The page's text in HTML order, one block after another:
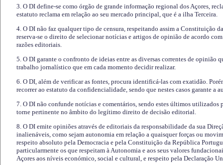
3. O DI define-se como órgão de grande informação regional dos Açores,
estatuto reclama em relação ao seu mercado principal, que é a ilha Terceira.
4. O DI não faz qualquer tipo de censura, respeitando assim a Constituição
reserva-se o direito de selecionar notícias e artigos de opinião de acordo
razões editoriais.
5. O DI garante o confronto de ideias entre as diversas correntes de opinião
trabalho jornalístico que em cada momento decidir realizar.
6. O DI, além de verificar as fontes, procura identificá-las com exatidão.
recorrer ao estatuto da confidencialidade, sendo que nestes casos garante a
7. O DI não confunde notícias e comentários, sendo estes últimos utilizados
torne pertinente no âmbito do legítimo direito de decisão editorial.
8. O DI emite opiniões através de editoriais da responsabilidade da sua
inalienáveis, como sejam autonomia em relação a quaisquer forças ou
respeito absoluto pela Democracia e pela Constituição da República
particularmente os que respeitam à Autonomia e aos seus valores
Açores aos níveis económico, social e cultural, e respeito pela Declaração